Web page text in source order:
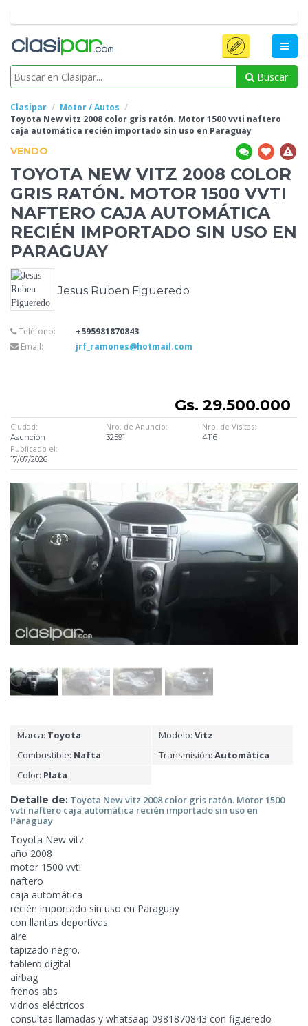
Buscar
Clasipar
Motor / Autos
Toyota New vitz 2008 color gris ratón. Motor 1500 vvti naftero
caja automática recién importado sin uso en Paraguay
VENDO
TOYOTA NEW VITZ 2008 COLOR
GRIS RATÓN. MOTOR 1500 VVTI
NAFTERO CAJA AUTOMÁTICA
RECIÉN IMPORTADO SIN USO EN
PARAGUAY
Jesus Ruben Figueredo
Teléfono:
+595981870843
Email:
jrf_ramones@hotmail.com
Gs. 29.500.000
Ciudad:
Asunción
Nro. de Anuncio:
32591
Nro. de Visitas:
4116
Publicado el:
17/07/2026
Marca: Toyota Modelo: Vitz
Combustible: Nafta Transmisión: Automática
Color: Plata
Detalle de: Toyota New vitz 2008 color gris ratón. Motor 1500
vvti naftero caja automática recién importado sin uso en
Paraguay
Toyota New vitz
año 2008
motor 1500 vvti
naftero
caja automática
recién importado sin uso en Paraguay
con llantas deportivas
aire
tapizado negro.
tablero digital
airbag
frenos abs
vidrios eléctricos
consultas llamadas y whatsaap 0981870843 con figueredo